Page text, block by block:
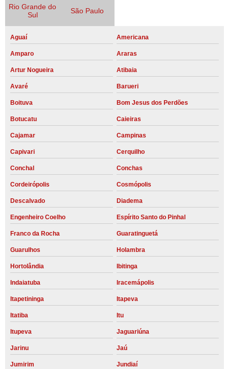
Rio Grande do
Sul
São Paulo
Aguaí Americana
Amparo Araras
Artur Nogueira Atibaia
Avaré Barueri
Boituva Bom Jesus dos Perdões
Botucatu Caieiras
Cajamar Campinas
Capivari Cerquilho
Conchal Conchas
Cordeirópolis Cosmópolis
Descalvado Diadema
Engenheiro Coelho Espírito Santo do Pinhal
Franco da Rocha Guaratinguetá
Guarulhos Holambra
Hortolândia Ibitinga
Indaiatuba Iracemápolis
Itapetininga Itapeva
Itatiba Itu
Itupeva Jaguariúna
Jarinu Jaú
Jumirim Jundiaí